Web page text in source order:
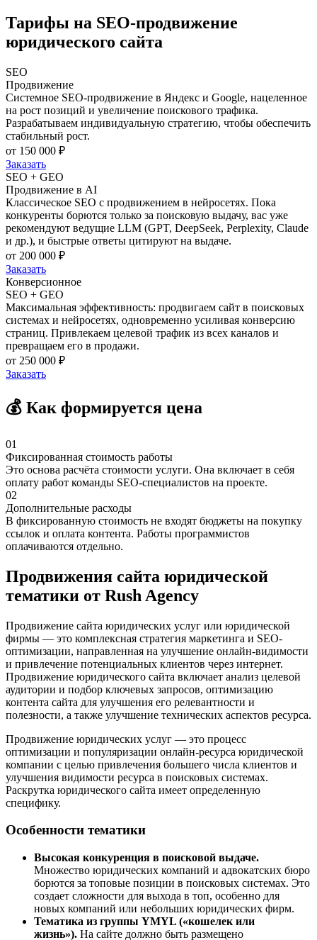
Тарифы на SEO-продвижение
юридического сайта
SEO
Продвижение
Системное SEO-продвижение в Яндекс и Google, нацеленное
на рост позиций и увеличение поискового трафика.
Разрабатываем индивидуальную стратегию, чтобы обеспечить
стабильный рост.
от 150 000 ₽
Заказать
SEO + GEO
Продвижение в AI
Классическое SEO с продвижением в нейросетях. Пока
конкуренты борются только за поисковую выдачу, вас уже
рекомендуют ведущие LLM (GPT, DeepSeek, Perplexity, Claude
и др.), и быстрые ответы цитируют на выдаче.
от 200 000 ₽
Заказать
Конверсионное
SEO + GEO
Максимальная эффективность: продвигаем сайт в поисковых
системах и нейросетях, одновременно усиливая конверсию
страниц. Привлекаем целевой трафик из всех каналов и
превращаем его в продажи.
от 250 000 ₽
Заказать
💰 Как формируется цена
01
Фиксированная стоимость работы
Это основа расчёта стоимости услуги. Она включает в себя
оплату работ команды SEO-специалистов на проекте.
02
Дополнительные расходы
В фиксированную стоимость не входят бюджеты на покупку
ссылок и оплата контента. Работы программистов
оплачиваются отдельно.
Продвижения сайта юридической
тематики от Rush Agency
Продвижение сайта юридических услуг или юридической
фирмы — это комплексная стратегия маркетинга и SEO-
оптимизации, направленная на улучшение онлайн-видимости
и привлечение потенциальных клиентов через интернет.
Продвижение юридического сайта включает анализ целевой
аудитории и подбор ключевых запросов, оптимизацию
контента сайта для улучшения его релевантности и
полезности, а также улучшение технических аспектов ресурса.
Продвижение юридических услуг — это процесс
оптимизации и популяризации онлайн-ресурса юридической
компании с целью привлечения большего числа клиентов и
улучшения видимости ресурса в поисковых системах.
Раскрутка юридического сайта имеет определенную
специфику.
Особенности тематики
Высокая конкуренция в поисковой выдаче.
Множество юридических компаний и адвокатских бюро
борются за топовые позиции в поисковых системах. Это
создает сложности для выхода в топ, особенно для
новых компаний или небольших юридических фирм.
Тематика из группы YMYL («кошелек или
жизнь»). На сайте должно быть размещено